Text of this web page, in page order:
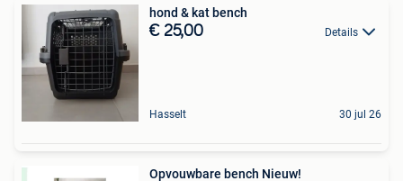
hond & kat bench
€ 25,00 Details
Hasselt 30 jul 26
Opvouwbare bench Nieuw!